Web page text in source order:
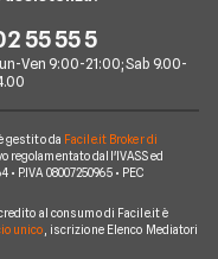
55 55 5
Ven 9:00-21:00; Sab 9.00-
gestito da Facile.it Broker di
regolamentato dall'IVASS ed
P.IVA 08007250965 • PEC
al consumo di Facile.it è
unico , iscrizione Elenco Mediatori